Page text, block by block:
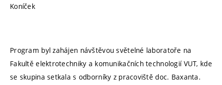
Koníček
Program byl zahájen návštěvou světelné laboratoře na
Fakultě elektrotechniky a komunikačních technologií VUT, kde
se skupina setkala s odborníky z pracoviště doc. Baxanta.